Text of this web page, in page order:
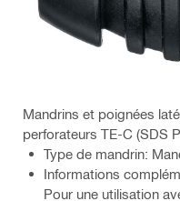
Mandrins et poignées
perforateurs TE-C (SDS
Type de mandrin:
Informations
Pour une utilisation